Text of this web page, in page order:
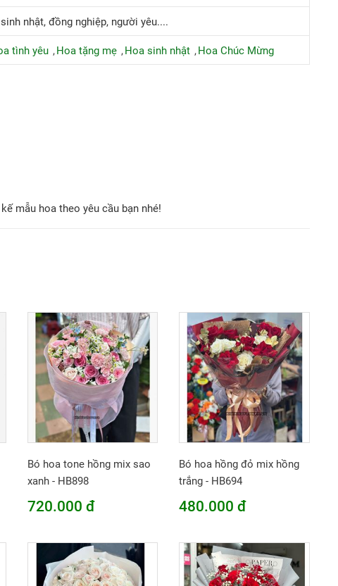
nhật, đồng nghiệp, người yêu....
tình yêu Hoa tặng mẹ Hoa sinh nhật Hoa Chúc Mừng
mẫu hoa theo yêu cầu bạn nhé!
Bó hoa tone hồng mix sao
xanh - HB898
720.000 đ
Bó hoa hồng đỏ mix hồng
trắng - HB694
480.000 đ